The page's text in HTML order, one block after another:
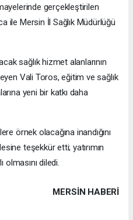
gerçekleştirilen
ile Mersin İl Sağlık Müdürlüğü
sağlık hizmet alanlarının
Vali Toros, eğitim ve sağlık
yeni bir katkı daha
örnek olacağına inandığını
teşekkür etti; yatırımın
olmasını diledi.
MERSIN HABERİ